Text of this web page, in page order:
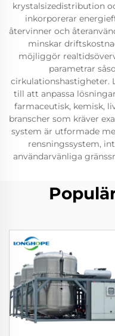
krystalsizedistribution
inkorporerar
återvinner och
minskar
möjliggör
parametrar
cirkulationshastigheter.
till att anpassa
farmaceutisk, kemisk,
branscher som kräver
system är utformade
rensningssystem,
användarvänliga